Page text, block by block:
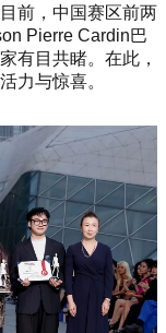
前，中国赛区前两
Pierre Cardin巴
有目共睹。在此，
力与惊喜。